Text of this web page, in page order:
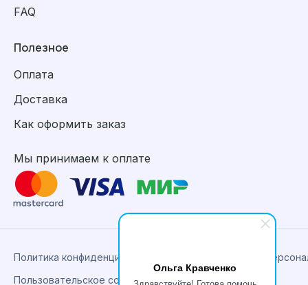
Ольга Кравченко
FAQ
Полезное
Оплата
Доставка
Как оформить заказ
Мы принимаем к оплате
Политика конфиденциальности, сбора и обработки
Пользовательское соглашение